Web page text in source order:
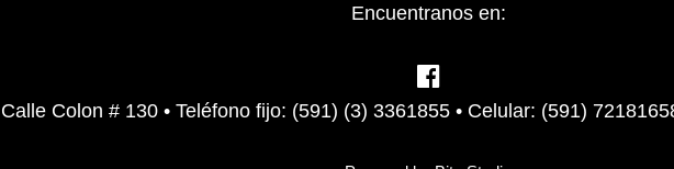
Encuentranos en:
Calle Colon # 130 • Teléfono fijo: (591) (3) 3361855 • Celular: (591)